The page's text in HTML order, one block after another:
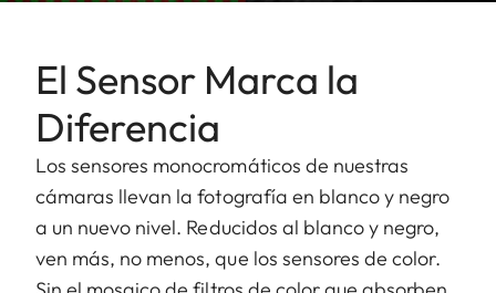
El Sensor Marca la
Diferencia
Los sensores monocromáticos de nuestras
cámaras llevan la fotografía en blanco y negro
a un nuevo nivel. Reducidos al blanco y negro,
ven más, no menos, que los sensores de color.